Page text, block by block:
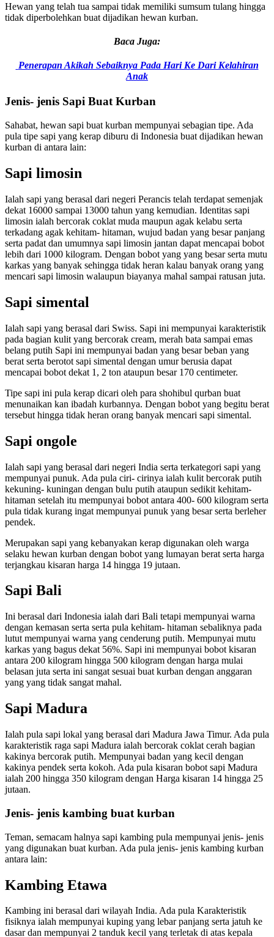
Hewan yang telah tua sampai tidak memiliki sumsum tulang hingga
tidak diperbolehkan buat dijadikan hewan kurban.
Baca Juga:
Penerapan Akikah Sebaiknya Pada Hari Ke Dari Kelahiran
Anak
Jenis- jenis Sapi Buat Kurban
Sahabat, hewan sapi buat kurban mempunyai sebagian tipe. Ada
pula tipe sapi yang kerap diburu di Indonesia buat dijadikan hewan
kurban di antara lain:
Sapi limosin
Ialah sapi yang berasal dari negeri Perancis telah terdapat semenjak
dekat 16000 sampai 13000 tahun yang kemudian. Identitas sapi
limosin ialah bercorak coklat muda maupun agak kelabu serta
terkadang agak kehitam- hitaman, wujud badan yang besar panjang
serta padat dan umumnya sapi limosin jantan dapat mencapai bobot
lebih dari 1000 kilogram. Dengan bobot yang yang besar serta mutu
karkas yang banyak sehingga tidak heran kalau banyak orang yang
mencari sapi limosin walaupun biayanya mahal sampai ratusan juta.
Sapi simental
Ialah sapi yang berasal dari Swiss. Sapi ini mempunyai karakteristik
pada bagian kulit yang bercorak cream, merah bata sampai emas
belang putih Sapi ini mempunyai badan yang besar beban yang
berat serta berotot sapi simental dengan umur berusia dapat
mencapai bobot dekat 1, 2 ton ataupun besar 170 centimeter.
Tipe sapi ini pula kerap dicari oleh para shohibul qurban buat
menunaikan kan ibadah kurbannya. Dengan bobot yang begitu berat
tersebut hingga tidak heran orang banyak mencari sapi simental.
Sapi ongole
Ialah sapi yang berasal dari negeri India serta terkategori sapi yang
mempunyai punuk. Ada pula ciri- cirinya ialah kulit bercorak putih
kekuning- kuningan dengan bulu putih ataupun sedikit kehitam-
hitaman setelah itu mempunyai bobot antara 400- 600 kilogram serta
pula tidak kurang ingat mempunyai punuk yang besar serta berleher
pendek.
Merupakan sapi yang kebanyakan kerap digunakan oleh warga
selaku hewan kurban dengan bobot yang lumayan berat serta harga
terjangkau kisaran harga 14 hingga 19 jutaan.
Sapi Bali
Ini berasal dari Indonesia ialah dari Bali tetapi mempunyai warna
dengan kemasan serta serta pula kehitam- hitaman sebaliknya pada
lutut mempunyai warna yang cenderung putih. Mempunyai mutu
karkas yang bagus dekat 56%. Sapi ini mempunyai bobot kisaran
antara 200 kilogram hingga 500 kilogram dengan harga mulai
belasan juta serta ini sangat sesuai buat kurban dengan anggaran
yang yang tidak sangat mahal.
Sapi Madura
Ialah pula sapi lokal yang berasal dari Madura Jawa Timur. Ada pula
karakteristik raga sapi Madura ialah bercorak coklat cerah bagian
kakinya bercorak putih. Mempunyai badan yang kecil dengan
kakinya pendek serta kokoh. Ada pula kisaran bobot sapi Madura
ialah 200 hingga 350 kilogram dengan Harga kisaran 14 hingga 25
jutaan.
Jenis- jenis kambing buat kurban
Teman, semacam halnya sapi kambing pula mempunyai jenis- jenis
yang digunakan buat kurban. Ada pula jenis- jenis kambing kurban
antara lain:
Kambing Etawa
Kambing ini berasal dari wilayah India. Ada pula Karakteristik
fisiknya ialah mempunyai kuping yang lebar panjang serta jatuh ke
dasar dan mempunyai 2 tanduk kecil yang terletak di atas kepala